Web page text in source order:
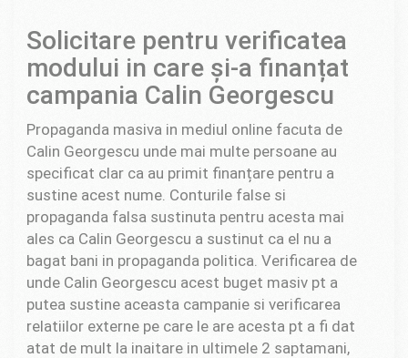
Solicitare pentru verificatea
modului in care și-a finanțat
campania Calin Georgescu
Propaganda masiva in mediul online facuta de
Calin Georgescu unde mai multe persoane au
specificat clar ca au primit finanțare pentru a
sustine acest nume. Conturile false si
propaganda falsa sustinuta pentru acesta mai
ales ca Calin Georgescu a sustinut ca el nu a
bagat bani in propaganda politica. Verificarea de
unde Calin Georgescu acest buget masiv pt a
putea sustine aceasta campanie si verificarea
relatiilor externe pe care le are acesta pt a fi dat
atat de mult la inaitare in ultimele 2 saptamani,